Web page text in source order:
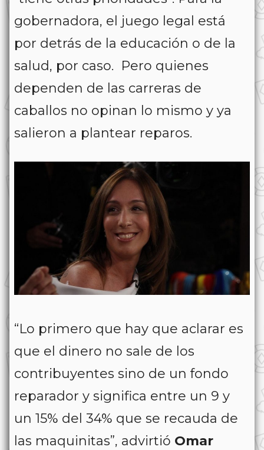
gobernadora, el juego legal está
por detrás de la educación o de la
salud, por caso. Pero quienes
dependen de las carreras de
caballos no opinan lo mismo y ya
salieron a plantear reparos.
“Lo primero que hay que aclarar es
que el dinero no sale de los
contribuyentes sino de un fondo
reparador y significa entre un 9 y
un 15% del 34% que se recauda de
las maquinitas”, advirtió Omar